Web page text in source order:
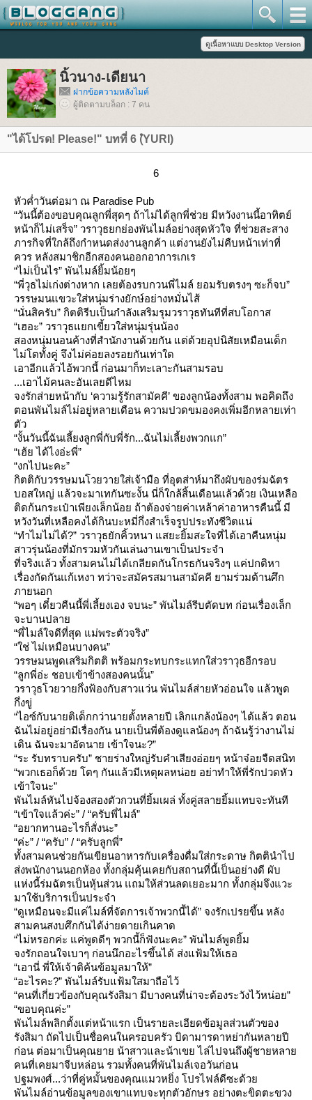
นิ้วนาง-เดียนา
ฝากข้อความหลังไมค์
ผู้ติดตามบล็อก : 7 คน
"ได้โปรด! Please!" บทที่ 6 (ํYURI)
6
หัวค่ำวันต่อมา ณ Paradise Pub
“วันนี้ต้องขอบคุณลูกพี่สุดๆ ถ้าไม่ได้ลูกพี่ช่วย มีหวังงานนี้อาทิตย์
หน้าก็ไม่เสร็จ” วราวุธยกย่องพันไมล์อย่างสุดหัวใจ ที่ช่วยสะสาง
ภารกิจที่ใกล้ถึงกำหนดส่งงานลูกค้า แต่งานยังไม่คืบหน้าเท่าที่
ควร หลังสมาชิกอีกสองคนออกอาการเกเร
“ไม่เป็นไร” พันไมล์ยิ้มน้อยๆ
“พี่วุธไม่เก่งต่างหาก เลยต้องรบกวนพี่ไมล์ ยอมรับตรงๆ ซะก็จบ”
วรรษมนแขวะใส่หนุ่มร่างยักษ์อย่างหมั่นไส้
“นั่นสิครับ” กิตติรีบเป็นกำลังเสริมรุมวราวุธทันทีที่สบโอกาส
“เฮอะ” วราวุธแยกเขี้ยวใส่หนุ่มรุ่นน้อง
สองหนุ่มนอนค้างที่สำนักงานด้วยกัน แต่ด้วยอุปนิสัยเหมือนเด็ก
ไม่โตทั้งคู่ จึงไม่ค่อยลงรอยกันเท่าใด
เอาอีกแล้วไอ้พวกนี้ ก่อนมาก็ทะเลาะกันสามรอบ
...เอาไม้คนละอันเลยดีไหม
จงรักส่ายหน้ากับ ‘ความรู้รักสามัคคี’ ของลูกน้องทั้งสาม พอคิดถึง
ตอนพันไมล์ไม่อยู่หลายเดือน ความปวดขมองคงเพิ่มอีกหลายเท่า
ตัว
“งั้นวันนี้ฉันเลี้ยงลูกพี่กับพี่รัก...ฉันไม่เลี้ยงพวกแก”
“เฮ้ย ได้ไงอ่ะพี่”
“งกไปนะคะ”
กิตติกับวรรษมนโวยวายใส่เจ้ามือ ที่อุตส่าห์มาถึงผับของร่มฉัตร
บอสใหญ่ แล้วจะมาเทกันซะงั้น นี่ก็ใกล้สิ้นเดือนแล้วด้วย เงินเหลือ
ติดก้นกระเป๋าเพียงเล็กน้อย ถ้าต้องจ่ายค่าเหล้าค่าอาหารคืนนี้ มี
หวังวันที่เหลือคงได้กินบะหมี่กึ่งสำเร็จรูปประทังชีวิตแน่
“ทำไมไม่ได้?” วราวุธยักคิ้วหนา แสยะยิ้มสะใจที่ได้เอาคืนหนุ่ม
สาวรุ่นน้องที่มักรวมหัวกันเล่นงานเขาเป็นประจำ
ที่จริงแล้ว ทั้งสามคนไม่ได้เกลียดกันโกรธกันจริงๆ แค่ปกติหา
เรื่องกัดกันแก้เหงา ทว่าจะสมัครสมานสามัคคี ยามร่วมต้านศึก
ภายนอก
“พอๆ เดี๋ยวคืนนี้พี่เลี้ยงเอง จบนะ” พันไมล์รีบตัดบท ก่อนเรื่องเล็ก
จะบานปลา
“พี่ไมล์ใจดีที่สุด แม่พระตัวจริง”
“ใช่ ไม่เหมือนบางคน”
วรรษมนพูดเสริมกิตติ พร้อมกระทบกระแทกใส่วราวุธอีกรอบ
“ลูกพี่อ่ะ ชอบเข้าข้างสองคนนั้น”
วราวุธโวยวายกึ่งฟ้องกับสาวแว่น พันไมล์ส่ายหัวอ่อนใจ แล้วพูด
กึ่งขู่
“ไอซ์กับนายติเด็กกว่านายตั้งหลายปี เลิกแกล้งน้องๆ ได้แล้ว ตอน
ฉันไม่อยู่อย่ามีเรื่องกัน นายเป็นพี่ต้องดูแลน้องๆ ถ้าฉันรู้ว่างานไม่
เดิน ฉันจะมาอัดนาย เข้าใจนะ?”
“ระ รับทราบครับ” ชายร่างใหญ่รับคำเสียงอ่อยๆ หน้าจ๋อยจืดสนิท
“พวกเธอก็ด้วย โตๆ กันแล้วมีเหตุผลหน่อย อย่าทำให้พี่รักปวดหัว
เข้าใจนะ”
พันไมล์หันไปจ้องสองตัวกวนที่ยิ้มเผล่ ทั้งคู่สลายยิ้มแทบจะทันที
“เข้าใจแล้วค่ะ” / “ครับพี่ไมล์”
“อยากทานอะไรก็สั่งนะ”
“ค่ะ” / “ครับ” / “ครับลูกพี่”
ทั้งสามคนช่วยกันเขียนอาหารกับเครื่องดื่มใส่กระดาษ กิตตินำไป
ส่งพนักงานนอกห้อง ทั้งกลุ่มคุ้นเคยกับสถานที่นี้เป็นอย่างดี ผับ
ห่งนี้ร่มฉัตรเป็นหุ้นส่วน แถมให้ส่วนลดเยอะมาก ทั้งกลุ่มจึงแวะ
มาใช้บริการเป็นประจำ
“ดูเหมือนจะมีแค่ไมล์ที่จัดการเจ้าพวกนี้ได้” จงรักเปรยขึ้น หลัง
สามคนสงบศึกกันได้ง่ายดายเกินคาด
“ไม่หรอกค่ะ แค่พูดดีๆ พวกนี้ก็ฟังนะคะ” พันไมล์พูดยิ้ม
จงรักถอนใจเบาๆ ก่อนนึกอะไรขึ้นได้ ส่งแฟ้มให้เธอ
“เอานี่ พี่ให้เจ้าติค้นข้อมูลมาให้”
“อะไรคะ?” พันไมล์รับแฟ้มใสมาถือไว้
“คนที่เกี่ยวข้องกับคุณรังสิมา มีบางคนที่น่าจะต้องระวังไว้หน่อย”
“ขอบคุณค่ะ”
พันไมล์พลิกตั้งแต่หน้าแรก เป็นรายละเอียดข้อมูลส่วนตัวของ
รังสิมา ถัดไปเป็นชื่อคนในครอบครัว บิดามารดาหย่ากันหลายปี
ก่อน ต่อมาเป็นคุณยาย น้าสาวและน้าเขย ไล่ไปจนถึงผู้ชายหลา
คนที่เคยมาจีบหล่อน รวมทั้งคนที่พันไมล์เจอวันก่อน
ปฐมพงศ์...ว่าที่คู่หมั้นของคุณแมวหยิ่ง โปรไฟล์ดีซะด้ว
พันไมล์อ่านข้อมูลของเขาแทบจะทุกตัวอักษร อย่างตะขิดตะขวง